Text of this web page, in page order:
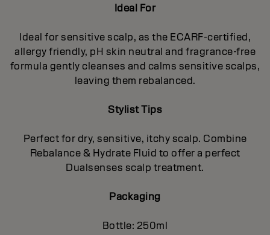
Ideal For
Ideal for sensitive scalp, as the ECARF-certified,
allergy friendly, pH skin neutral and fragrance-free
formula gently cleanses and calms sensitive scalps,
leaving them rebalanced.
Stylist Tips
Perfect for dry, sensitive, itchy scalp. Combine
Rebalance & Hydrate Fluid to offer a perfect
Dualsenses scalp treatment.
Packaging
Bottle: 250ml